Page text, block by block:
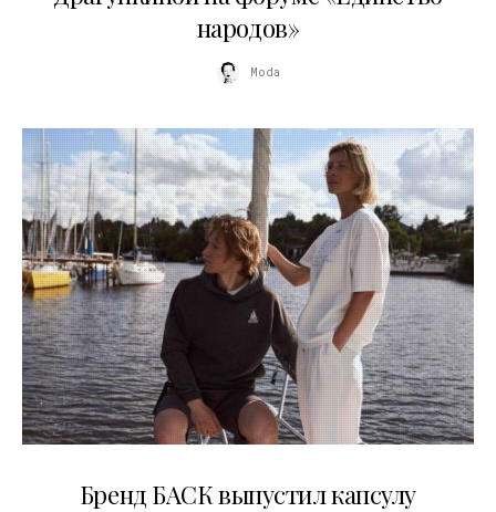
народов»
Moda
Бренд БАСК выпустил капсулу